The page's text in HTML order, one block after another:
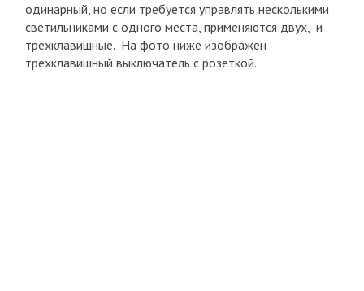
одинарный, но если требуется управлять несколькими
светильниками с одного места, применяются двух,- и
трехклавишные. На фото ниже изображен
трехклавишный выключатель с розеткой.